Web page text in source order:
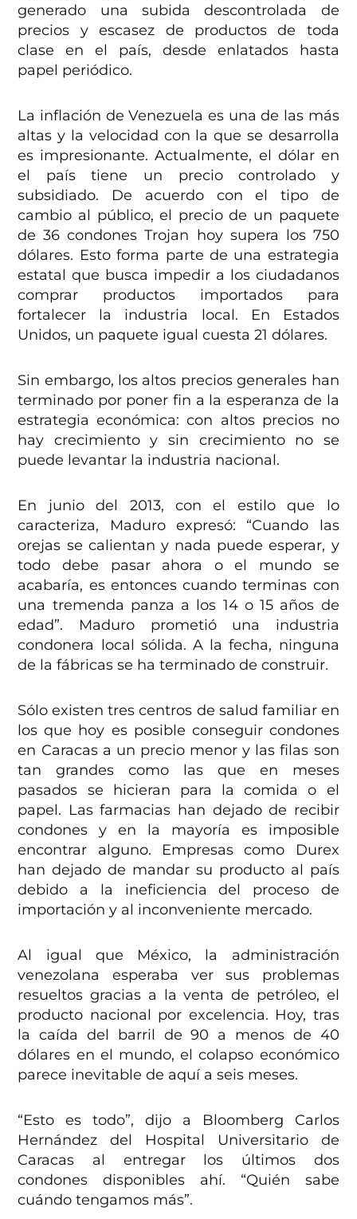
generado una subida descontrolada de
precios y escasez de productos de toda
clase en el país, desde enlatados hasta
papel periódico.
La inflación de Venezuela es una de las más
altas y la velocidad con la que se desarrolla
es impresionante. Actualmente, el dólar en
el país tiene un precio controlado y
subsidiado. De acuerdo con el tipo de
cambio al público, el precio de un paquete
de 36 condones Trojan hoy supera los 750
dólares. Esto forma parte de una estrategia
estatal que busca impedir a los ciudadanos
comprar productos importados para
fortalecer la industria local. En Estados
Unidos, un paquete igual cuesta 21 dólares.
Sin embargo, los altos precios generales han
terminado por poner fin a la esperanza de la
estrategia económica: con altos precios no
hay crecimiento y sin crecimiento no se
puede levantar la industria nacional.
En junio del 2013, con el estilo que lo
caracteriza, Maduro expresó: “Cuando las
orejas se calientan y nada puede esperar, y
todo debe pasar ahora o el mundo se
acabaría, es entonces cuando terminas con
una tremenda panza a los 14 o 15 años de
edad”. Maduro prometió una industria
condonera local sólida. A la fecha, ninguna
de la fábricas se ha terminado de construir.
Sólo existen tres centros de salud familiar en
los que hoy es posible conseguir condones
en Caracas a un precio menor y las filas son
tan grandes como las que en meses
pasados se hicieran para la comida o el
papel. Las farmacias han dejado de recibir
condones y en la mayoría es imposible
encontrar alguno. Empresas como Durex
han dejado de mandar su producto al país
debido a la ineficiencia del proceso de
importación y al inconveniente mercado.
Al igual que México, la administración
venezolana esperaba ver sus problemas
resueltos gracias a la venta de petróleo, el
producto nacional por excelencia. Hoy, tras
la caída del barril de 90 a menos de 40
dólares en el mundo, el colapso económico
parece inevitable de aquí a seis meses.
“Esto es todo”, dijo a Bloomberg Carlos
Hernández del Hospital Universitario de
Caracas al entregar los últimos dos
condones disponibles ahí. “Quién sabe
cuándo tengamos más”.